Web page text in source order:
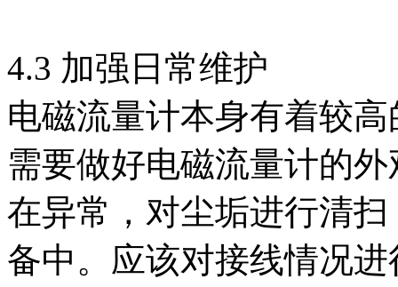
4.3 加强日常维护
电磁流量计本身有着较
需要做好电磁流量计的
在异常，对尘垢进行清
备中。应该对接线情况